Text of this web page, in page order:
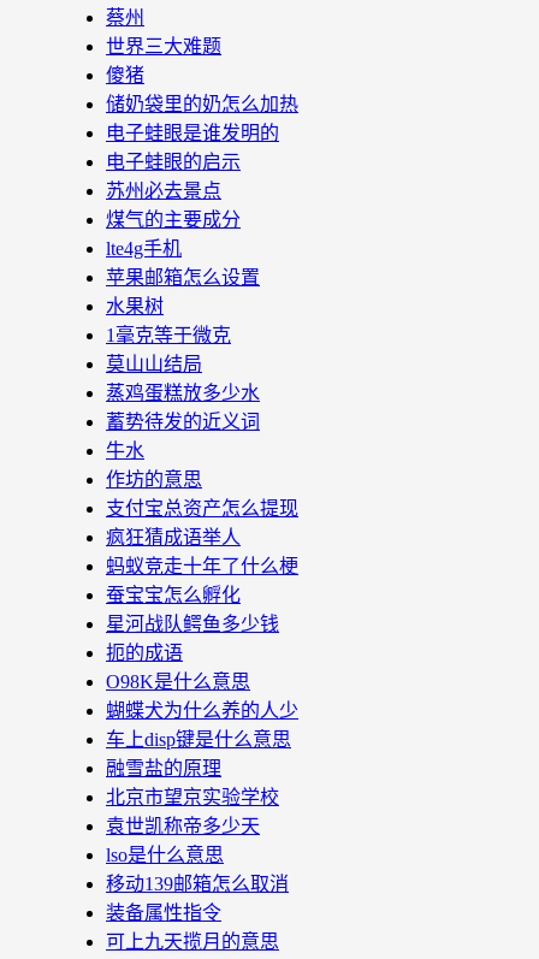
蔡州
世界三大难题
傻猪
储奶袋里的奶怎么加热
电子蛙眼是谁发明的
电子蛙眼的启示
苏州必去景点
煤气的主要成分
lte4g手机
苹果邮箱怎么设置
水果树
1毫克等于微克
莫山山结局
蒸鸡蛋糕放多少水
蓄势待发的近义词
牛水
作坊的意思
支付宝总资产怎么提现
疯狂猜成语举人
蚂蚁竞走十年了什么梗
蚕宝宝怎么孵化
星河战队鳄鱼多少钱
扼的成语
O98K是什么意思
蝴蝶犬为什么养的人少
车上disp键是什么意思
融雪盐的原理
北京市望京实验学校
袁世凯称帝多少天
lso是什么意思
移动139邮箱怎么取消
装备属性指令
可上九天揽月的意思